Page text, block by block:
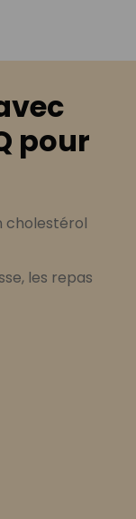
pour
cholestérol
les repas